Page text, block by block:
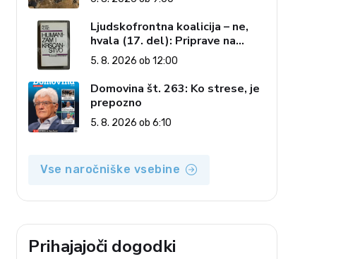
Ljudskofrontna koalicija – ne,
hvala (17. del): Priprave na
sestop z oblasti – dvorska
opozicija 6: Gramsci na delu:
Revija 2000 in revolucionarna
izvotlitev krščanstva
5. 8. 2026 ob 12:00
Domovina št. 263: Ko strese, je
prepozno
5. 8. 2026 ob 6:10
Vse naročniške vsebine
Prihajajoči dogodki